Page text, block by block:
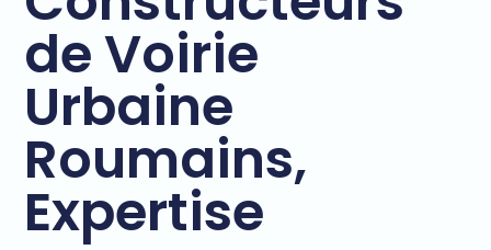
de Voirie
Urbaine
Roumains,
Expertise